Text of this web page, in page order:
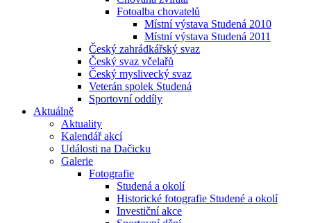
Fotoalba chovatelů
Místní výstava Studená 2010
Místní výstava Studená 2011
Český zahrádkářský svaz
Český svaz včelařů
Český myslivecký svaz
Veterán spolek Studená
Sportovní oddíly
Aktuálně
Aktuality
Kalendář akcí
Události na Dačicku
Galerie
Fotografie
Studená a okolí
Historické fotografie Studené a okolí
Investiční akce